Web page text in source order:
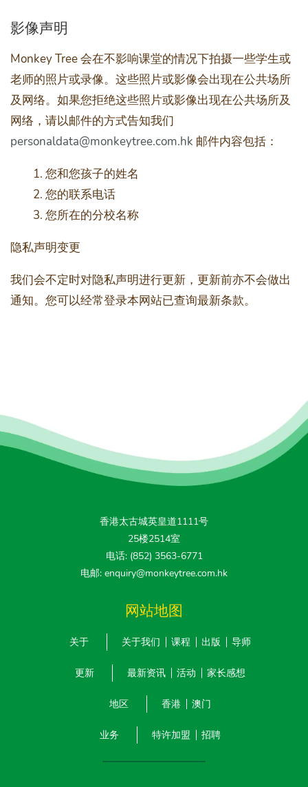
影像声明
Monkey Tree 会在不影响课堂的情况下拍摄一些学生或
老师的照片或录像。这些照片或影像会出现在公共场所
及网络。如果您拒绝这些照片或影像出现在公共场所及
网络，请以邮件的方式告知我们
personaldata@monkeytree.com.hk 邮件内容包括：
您和您孩子的姓名
您的联系电话
您所在的分校名称
隐私声明变更
我们会不定时对隐私声明进行更新，更新前亦不会做出
通知。您可以经常登录本网站已查询最新条款。
香港太古城英皇道1111号
25楼2514室
电话: (852) 3563-6771
电邮: enquiry@monkeytree.com.hk
网站地图
关于 关于我们 课程 出版 导师
更新 最新资讯 活动 家长感想
地区 香港 澳门
业务 特许加盟 招聘